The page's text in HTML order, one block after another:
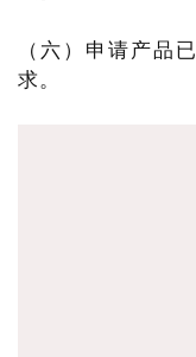
（六）申请产品
求。